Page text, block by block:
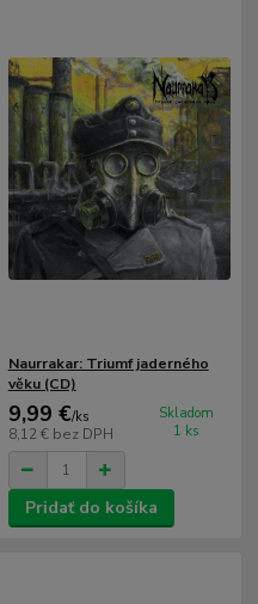
Naurrakar: Triumf jaderného
věku (CD)
9,99 €/ks
8,12 € bez DPH
Skladom
1 ks
Pridať do košíka